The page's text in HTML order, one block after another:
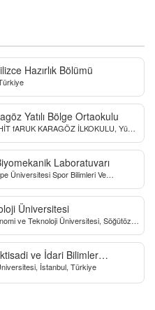
Hazırlık Bölümü
Yatılı Bölge Ortaokulu
fARUK KARAGÖZ İLKOKULU, Yücel
Laboratuvarı
Üniversitesi Spor Bilimleri Ve
Üniversitesi
ve Teknoloji Üniversitesi, Söğütözü
ve İdari Bilimler
İstanbul, Türkiye